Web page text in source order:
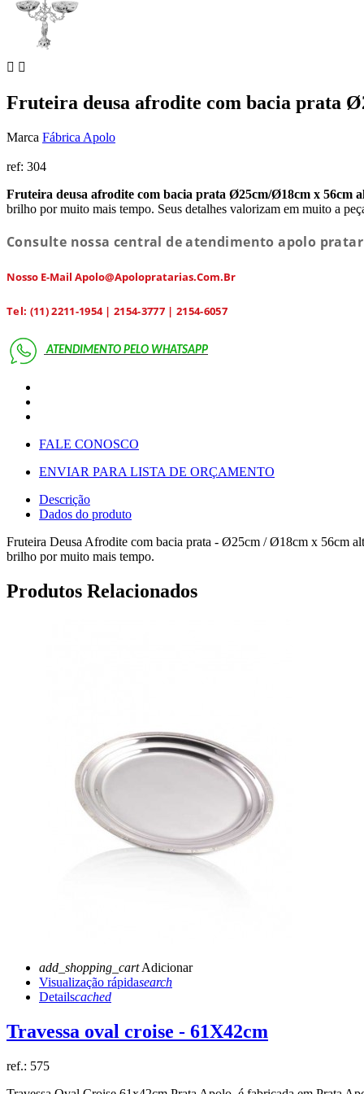
 
Fruteira deusa afrodite com bacia prata
Marca Fábrica Apolo
ref: 304
Fruteira deusa afrodite com bacia prata Ø25cm/Ø18cm x 56cm
brilho por muito mais tempo. Seus detalhes valorizam em muito a
Consulte nossa central de atendimento apolo
Nosso E-Mail Apolo@apolopratarias.com.br
Tel: (11) 2211-1954 | 2154-3777 | 2154-6057
ATENDIMENTO PELO WHATSAPP
FALE CONOSCO
ENVIAR PARA LISTA DE ORÇAMENTO
Descrição
Dados do produto
Fruteira Deusa Afrodite com bacia prata - Ø25cm / Ø18cm x 56cm
brilho por muito mais tempo.
Produtos Relacionados
add_shopping_cartAdicionar
Visualização rápidasearch
Detailscached
Travessa oval croise - 61X42cm
ref.: 575